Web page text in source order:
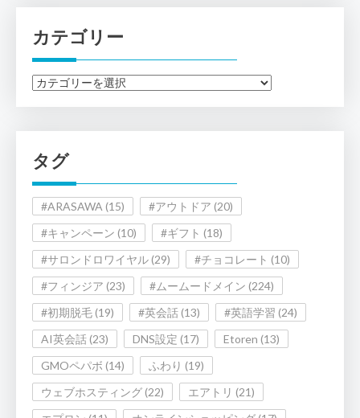
カテゴリー
カ
テ
タグ
#ARASAWA (15) #アウトドア (20)
#キャンペーン (10) #ギフト (18)
#サロンドロワイヤル(29) #チョコレート (10)
#フィンジア (23) #ムームードメイン (224)
#初期脱毛(19) #英会話(13) #英語学習 (24)
AI英会話(23) DNS設定 (17) Etoren (13)
GMOペパボ (14) ふわり (19)
ウェブホスティング(22) エアトリ (21)